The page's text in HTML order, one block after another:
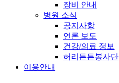
장비 안내
병원 소식
공지사항
언론 보도
건강/의료 정보
허리튼튼봉사단
이용안내